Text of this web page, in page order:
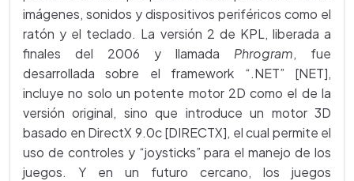
imágenes, sonidos y dispositivos periféricos como el
ratón y el teclado. La versión 2 de KPL, liberada a
finales del 2006 y llamada Phrogram, fue
desarrollada sobre el framework “.NET” [NET],
incluye no solo un potente motor 2D como el de la
versión original, sino que introduce un motor 3D
basado en DirectX 9.0c [DIRECTX], el cual permite el
uso de controles y “joysticks” para el manejo de los
juegos. Y en un futuro cercano, los juegos